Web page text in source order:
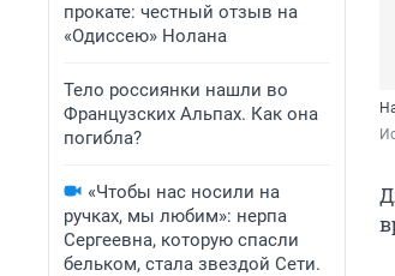
прокате: честный отзыв на
«Одиссею» Нолана
Тело россиянки нашли во
Французских Альпах. Как она
погибла?
«Чтобы нас носили на
ручках, мы любим»: нерпа
Сергеевна, которую спасли
бельком, стала звездой Сети.